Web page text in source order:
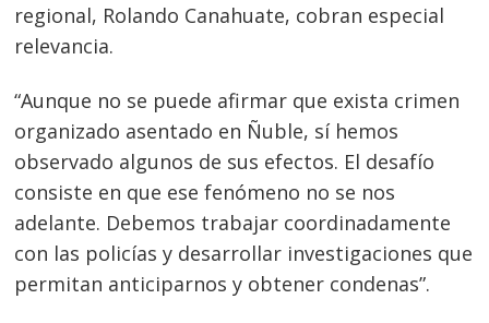
regional, Rolando Canahuate, cobran especial
relevancia.
“Aunque no se puede afirmar que exista crimen
organizado asentado en Ñuble, sí hemos
observado algunos de sus efectos. El desafío
consiste en que ese fenómeno no se nos
adelante. Debemos trabajar coordinadamente
con las policías y desarrollar investigaciones que
permitan anticiparnos y obtener condenas”.